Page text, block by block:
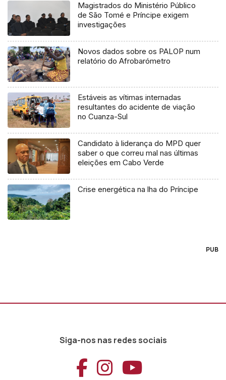
Magistrados do Ministério Público
de São Tomé e Príncipe exigem
investigações
Novos dados sobre os PALOP num
relatório do Afrobarómetro
Estáveis as vítimas internadas
resultantes do acidente de viação
no Cuanza-Sul
Candidato à liderança do MPD quer
saber o que correu mal nas últimas
eleições em Cabo Verde
Crise energética na lha do Príncipe
PUB
Siga-nos nas redes sociais
Aceder ao
Aceder ao
Aceder